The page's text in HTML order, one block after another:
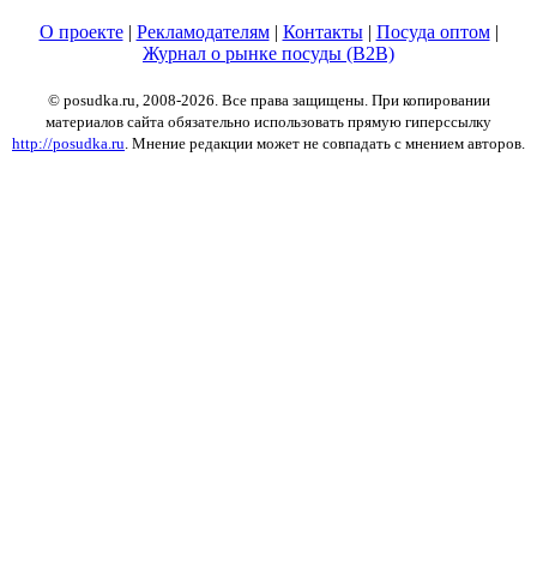
О проекте| Рекламодателям| Контакты| Посуда оптом|
Журнал о рынке посуды (B2B)
© posudka.ru, 2008-2026. Все права защищены. При копировании
материалов сайта обязательно использовать прямую гиперссылку
http://posudka.ru . Мнение редакции может не совпадать с мнением авторов.